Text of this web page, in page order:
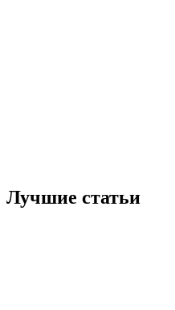
Лучшие статьи